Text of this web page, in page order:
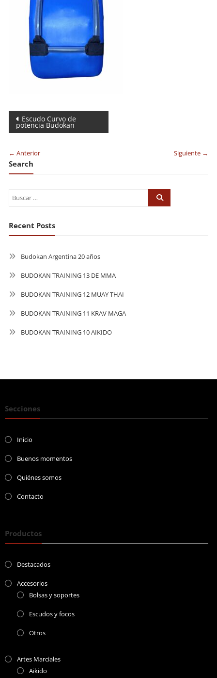
Navegación
de
entradas
Escudo Curvo de
potencia Budokan
← Anterior Siguiente →
Search
Recent Posts
Budokan Argentina 20 años
BUDOKAN TRAINING 13 DE MMA
BUDOKAN TRAINING 12 MUAY THAI
BUDOKAN TRAINING 11 KRAV MAGA
BUDOKAN TRAINING 10 AIKIDO
Secciones
Inicio
Buenos momentos
Quiénes somos
Contacto
Productos
Destacados
Accesorios
Bolsas y soportes
Escudos y focos
Otros
Artes Marciales
Aikido